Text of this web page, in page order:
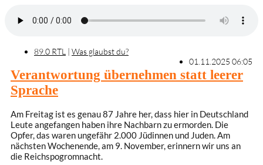
89.0 RTL | Was glaubst du?
01.11.2025 06:05
Verantwortung übernehmen statt leerer
Sprache
Am Freitag ist es genau 87 Jahre her, dass hier in Deutschland
Leute angefangen haben ihre Nachbarn zu ermorden. Die
Opfer, das waren ungefähr 2.000 Jüdinnen und Juden. Am
nächsten Wochenende, am 9. November, erinnern wir uns an
die Reichspogromnacht.